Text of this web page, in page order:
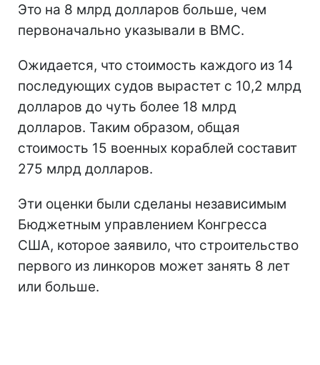
Это на 8 млрд долларов больше, чем
первоначально указывали в ВМС.
Ожидается, что стоимость каждого из 14
последующих судов вырастет с 10,2 млрд
долларов до чуть более 18 млрд
долларов. Таким образом, общая
стоимость 15 военных кораблей составит
275 млрд долларов.
Эти оценки были сделаны независимым
Бюджетным управлением Конгресса
США, которое заявило, что строительство
первого из линкоров может занять 8 лет
или больше.